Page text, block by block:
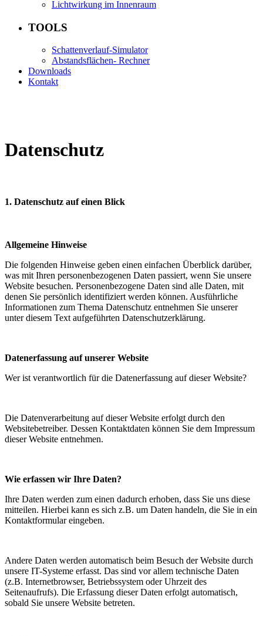
Lichtwirkung im Innenraum
TOOLS
Schattenverlauf-Simulator
Abstandsflächen- Rechner
Downloads
Kontakt
Datenschutz
1. Datenschutz auf einen Blick
Allgemeine Hinweise
Die folgenden Hinweise geben einen einfachen Überblick darüber,
was mit Ihren personenbezogenen Daten passiert, wenn Sie unsere
Website besuchen. Personenbezogene Daten sind alle Daten, mit
denen Sie persönlich identifiziert werden können. Ausführliche
Informationen zum Thema Datenschutz entnehmen Sie unserer
unter diesem Text aufgeführten Datenschutzerklärung.
Datenerfassung auf unserer Website
Wer ist verantwortlich für die Datenerfassung auf dieser Website?
Die Datenverarbeitung auf dieser Website erfolgt durch den
Websitebetreiber. Dessen Kontaktdaten können Sie dem Impressum
dieser Website entnehmen.
Wie erfassen wir Ihre Daten?
Ihre Daten werden zum einen dadurch erhoben, dass Sie uns diese
mitteilen. Hierbei kann es sich z.B. um Daten handeln, die Sie in ein
Kontaktformular eingeben.
Andere Daten werden automatisch beim Besuch der Website durch
unsere IT-Systeme erfasst. Das sind vor allem technische Daten
(z.B. Internetbrowser, Betriebssystem oder Uhrzeit des
Seitenaufrufs). Die Erfassung dieser Daten erfolgt automatisch,
sobald Sie unsere Website betreten.